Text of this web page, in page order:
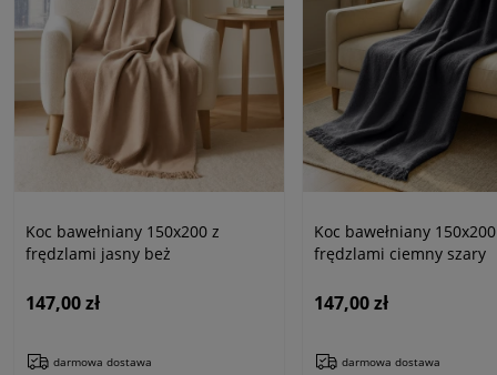
Koc bawełniany 150x200 z
frędzlami jasny beż
147,00 zł
darmowa dostawa
Koc bawełniany
frędzlami ciemny szary
147,00 zł
darmowa dostawa